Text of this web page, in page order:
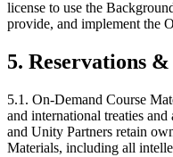
license to use the
provide, and implement the
5. Reservations
5.1. On-Demand Course
and international treaties
and Unity Partners retain
Materials, including all